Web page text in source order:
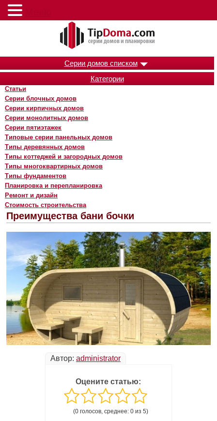
Серии домов списком
Категории
Статьи
Серии блочных домов
Серии кирпичных домов
Серии монолитных домов
Серии пятиэтажек
Типовые серии панельных домов
Типы деревянных домов
Типы коттеджей и загородных домов
Типы многоквартирных домов
Типы фундаментов
Планировка и перепланировка
Ремонт и дизайн
Стоимость строительства
Преимущества бани бочки
Автор: administrator
Оцените статью:
(0 голосов, среднее: 0 из 5)